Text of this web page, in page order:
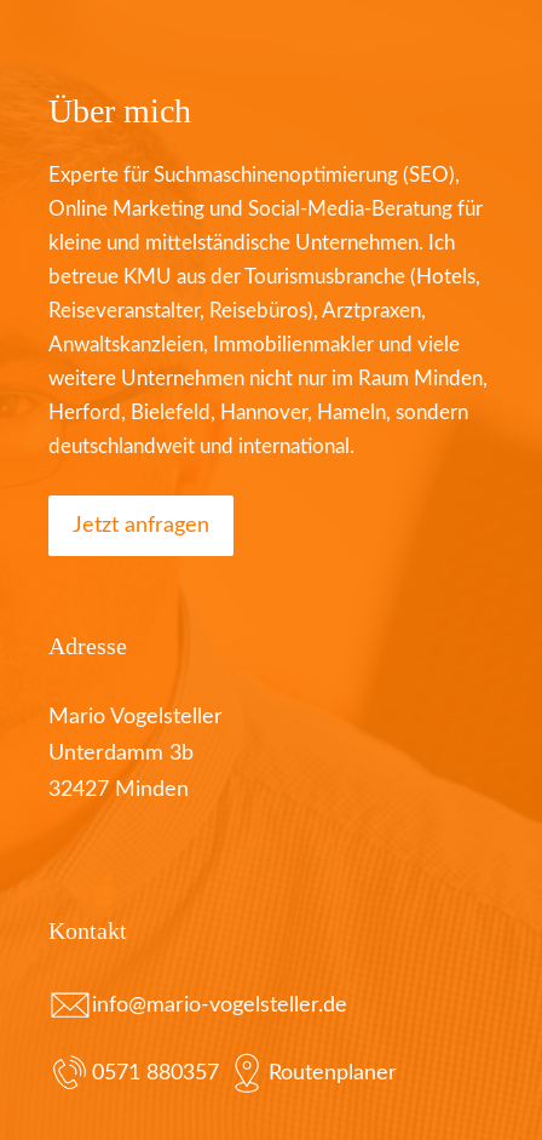
Über mich
Experte für Suchmaschinenoptimierung (SEO),
Online Marketing und Social-Media-Beratung für
kleine und mittelständische Unternehmen. Ich
betreue KMU aus der Tourismusbranche (Hotels,
Reiseveranstalter, Reisebüros), Arztpraxen,
Anwaltskanzleien, Immobilienmakler und viele
weitere Unternehmen nicht nur im Raum Minden,
Herford, Bielefeld, Hannover, Hameln, sondern
deutschlandweit und international.
Jetzt anfragen
Adresse
Mario Vogelsteller
Unterdamm 3b
32427 Minden
Kontakt
info@mario-vogelsteller.de
0571 880357 Routenplaner